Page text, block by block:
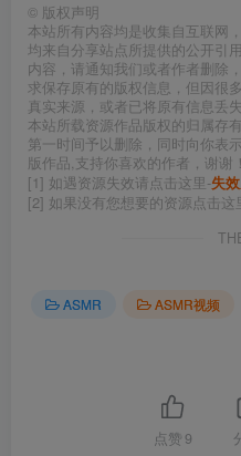
© 版权声明
本站所有内容均是收集自互联网
均来自分享站点所提供的公开引
内容，请通知我们或者作者删除
求保存原有的版权信息，但因很
真实来源，或者已将原有信息丢
本站所载资源作品版权的归属存
第一时间予以删除，同时向你表
版作品,支持你喜欢的作者，谢谢！
[1] 如遇资源失效请点击这里-失
[2] 如果没有您想要的资源点击这
ASMR ASMR视频
点赞 9